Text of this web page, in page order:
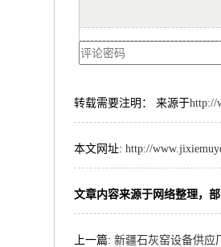
转载需要注明： 来源于http://
本文网址:http://
文章内容来源于网络整理，
上一篇:新疆石灰窑设备供应